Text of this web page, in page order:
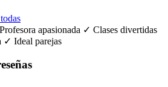
Profesora apasionada ✓ Clases divertidas
✓ Ideal parejas